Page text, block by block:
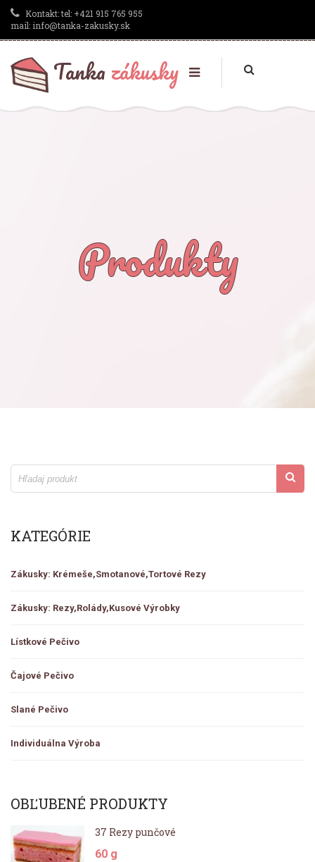
Kontakt:tel: +421 915 765 955
mail: info@tanka-zakusky.sk
Tanka zákusky
Produkty
KATEGÓRIE
Zákusky: Krémeše,smotanové,tortové Rezy
Zákusky: Rezy,rolády,kusové Výrobky
Lístkové Pečivo
Čajové Pečivo
Slané Pečivo
Individuálna Výroba
OBĽUBENÉ PRODUKTY
37 Rezy punčové
60 g